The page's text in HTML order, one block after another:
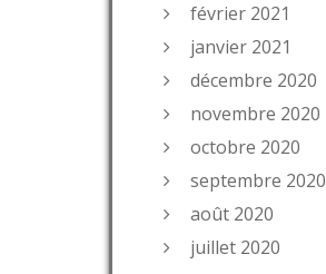
février 2021
janvier 2021
décembre 2020
novembre 2020
octobre 2020
septembre 2020
août 2020
juillet 2020